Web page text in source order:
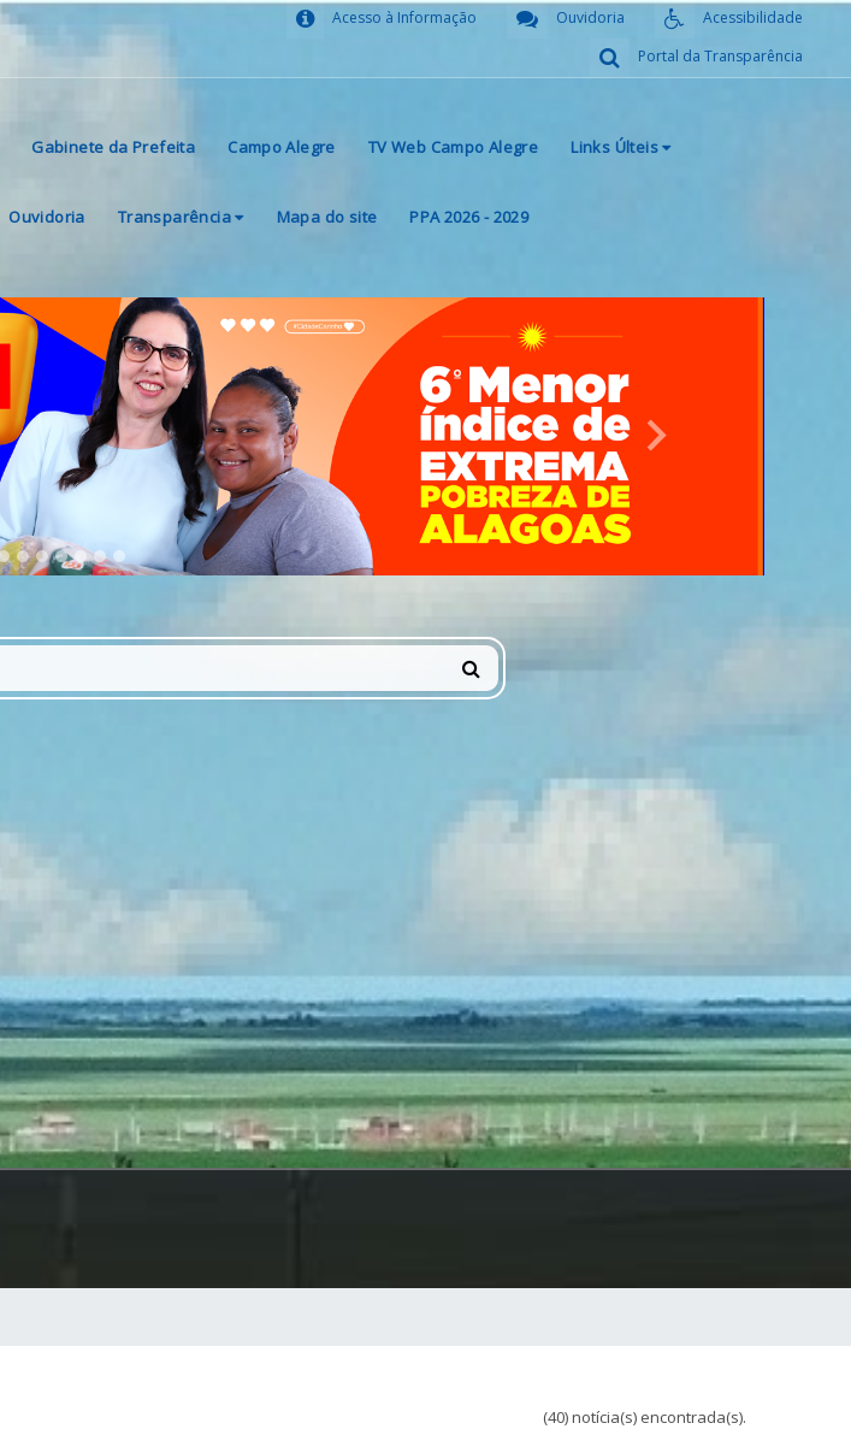
Acessibilidade
Ouvidoria
Acesso à Informação
Portal da Transparência
Gabinete da Prefeita Campo Alegre TV Web Campo Alegre Links Últeis
Ouvidoria Transparência Mapa do site PPA 2026 - 2029
Next
(40) notícia(s) encontrada(s).